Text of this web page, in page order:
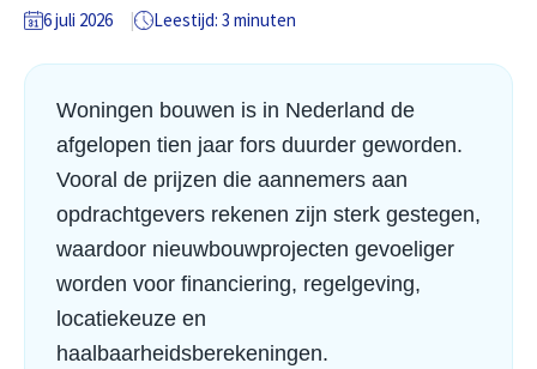
6 juli 2026 Leestijd: 3 minuten
Woningen bouwen is in Nederland de
afgelopen tien jaar fors duurder geworden.
Vooral de prijzen die aannemers aan
opdrachtgevers rekenen zijn sterk gestegen,
waardoor nieuwbouwprojecten gevoeliger
worden voor financiering, regelgeving,
locatiekeuze en
haalbaarheidsberekeningen.